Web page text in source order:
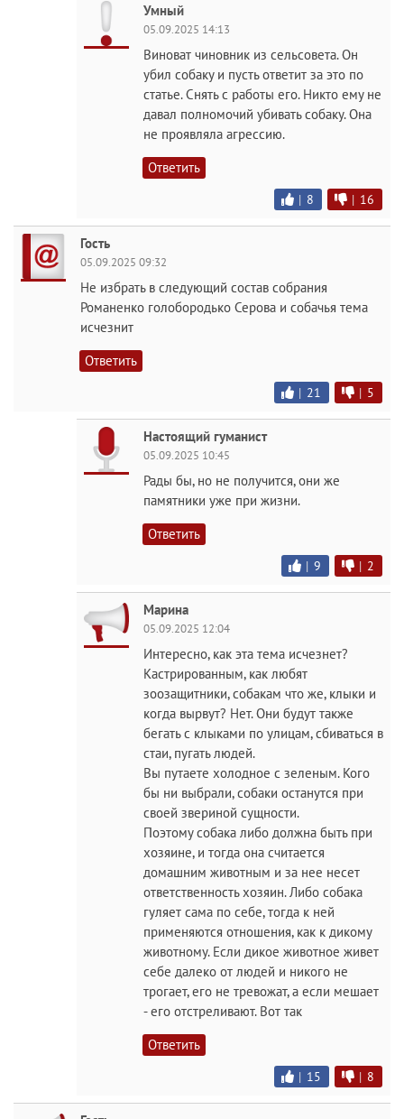
Умный
05.09.2025 14:13
Виноват чиновник из сельсовета. Он
убил собаку и пусть ответит за это по
статье. Снять с работы его. Никто ему не
давал полномочий убивать собаку. Она
не проявляла агрессию.
Ответить
| 8 | 16
Гость
05.09.2025 09:32
Не избрать в следующий состав собрания
Романенко голобородько Серова и собачья тема
исчезнит
Ответить
| 21 | 5
Настоящий гуманист
05.09.2025 10:45
Рады бы, но не получится, они же
памятники уже при жизни.
Ответить
| 9 | 2
Марина
05.09.2025 12:04
Интересно, как эта тема исчезнет?
Кастрированным, как любят
зоозащитники, собакам что же, клыки и
когда вырвут? Нет. Они будут также
бегать с клыками по улицам, сбиваться в
стаи, пугать людей.
Вы путаете холодное с зеленым. Кого
бы ни выбрали, собаки останутся при
своей звериной сущности.
Поэтому собака либо должна быть при
хозяине, и тогда она считается
домашним животным и за нее несет
ответственность хозяин. Либо собака
гуляет сама по себе, тогда к ней
применяются отношения, как к дикому
животному. Если дикое животное живет
себе далеко от людей и никого не
трогает, его не тревожат, а если мешает
- его отстреливают. Вот так
Ответить
| 15 | 8